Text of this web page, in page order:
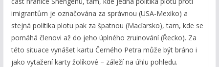
imigrantům je označována za správnou (USA-Mexiko) a
stejná politika plotu pak za špatnou (Maďarsko), tam, kde se
pomáhá členovi až do jeho úplného zruinování (Řecko). Za
této situace vynášet kartu Černého Petra může být bráno i
jako vytažení karty žolíkové – záleží na úhlu pohledu.